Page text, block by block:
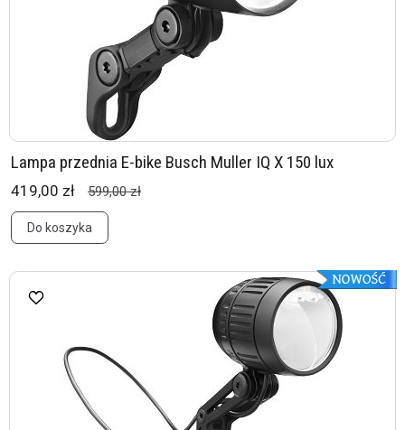
Lampa przednia E-bike Busch Muller IQ X 150 lux
419,00 zł 599,00 zł
Do koszyka